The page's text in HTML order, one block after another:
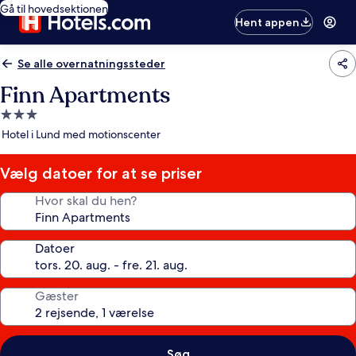
Gå til hovedsektionen
Hent appen
Se alle overnatningssteder
Finn Apartments
3.0-
stjernet
Hotel i Lund med motionscenter
Vælg datoer for at se priser
Hvor skal du hen?
Datoer
Gæster